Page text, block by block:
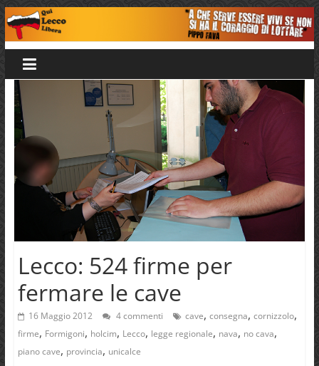
Salta
al
contenuto
Qui
Lecco
Libera
Lecco: 524 firme per
fermare le cave
16 Maggio 2012 4 commenti cave, consegna, cornizzolo,
firme, Formigoni, holcim, Lecco, legge regionale, nava, no cava,
piano cave, provincia, unicalce